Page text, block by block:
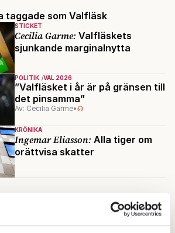
taggade som Valfläsk
STICKET
Cecilia Garme: Valfläskets
sjunkande marginalnytta
POLITIK VAL 2026
”Valfläsket i år är på gränsen till
det pinsamma”
Av: Cecilia Garme•
KRÖNIKA
Ingemar Eliasson: Alla tiger om
orättvisa skatter